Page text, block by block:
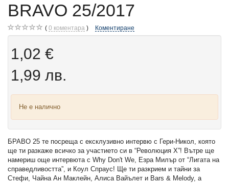
BRAVO 25/2017
0 коментара Коментиране
1,02 €
1,99 лв.
Не е налично
БРАВО 25 те посреща с ексклузивно интервю с Гери-Никол, която
ще ти разкаже всичко за участието си в “Революция Х”! Вътре ще
намериш още интервюта с Why Don't We, Езра Милър от “Лигата на
справедливостта”, и Коул Спраус! Ще ти разкрием и тайни за
Стефи, Чайна Ан Маклейн, Алиса Вайълет и Bars & Melody, а